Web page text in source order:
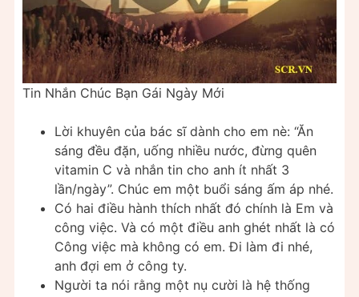
Tin Nhắn Chúc Bạn Gái Ngày Mới
Lời khuyên của bác sĩ dành cho em nè: “Ăn
sáng đều đặn, uống nhiều nước, đừng quên
vitamin C và nhắn tin cho anh ít nhất 3
lần/ngày”. Chúc em một buổi sáng ấm áp nhé.
Có hai điều hành thích nhất đó chính là Em và
công việc. Và có một điều anh ghét nhất là có
Công việc mà không có em. Đi làm đi nhé,
anh đợi em ở công ty.
Người ta nói rằng một nụ cười là hệ thống